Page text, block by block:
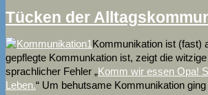
Tücken der
Kommunikation ist (fast)
gepflegte Kommunkation ist, zeigt die
sprachlicher Fehler „Komm wir essen Opa!
Leben.“ Um behutsame Kommunikation